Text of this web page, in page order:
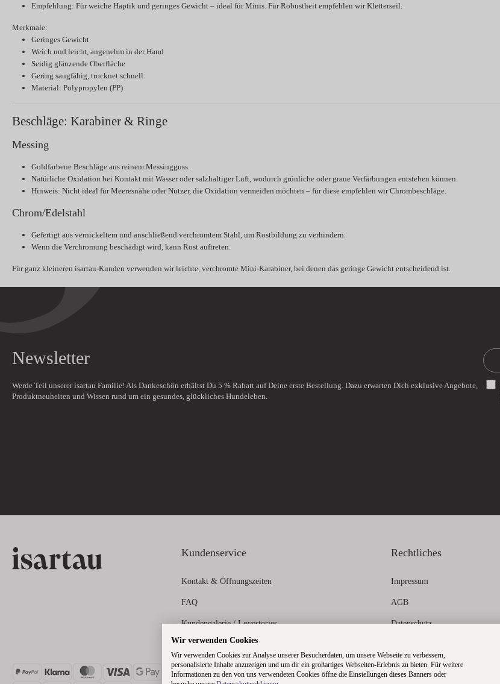
Empfehlung: Für weiche Haptik und geringes Gewicht – ideal für Minis. Für Robustheit empfehlen wir Kletterseil.
Merkmale:
Geringes Gewicht
Weich und leicht, angenehm in der Hand
Seidig glänzende Oberfläche
Gering saugfähig, trocknet schnell
Material: Polypropylen (PP)
Beschläge: Karabiner & Ringe
Messing
Goldfarbene Beschläge aus reinem Messingguss.
Natürliche Oxidation bei Kontakt mit Wasser oder salzhaltiger Luft, wodurch grünliche oder graue Verfärbungen entstehen können.
Hinweis: Nicht ideal für Meeresnähe oder Nutzer, die Oxidation vermeiden möchten – für diese empfehlen wir Chrombeschläge.
Chrom/Edelstahl
Gefertigt aus vernickeltem und anschließend verchromtem Stahl, um Rostbildung zu verhindern.
Wenn die Verchromung beschädigt wird, kann Rost auftreten.
Für ganz kleineren isartau-Kunden verwenden wir leichte, verchromte Mini-Karabiner, bei denen das geringe Gewicht entscheidend ist.
Newsletter
Werde Teil unserer isartau Familie! Als Dankeschön erhältst Du 5 % Rabatt auf Deine erste Bestellung. Dazu erwarten Dich exklusive Angebote,
Produktneuheiten und Wissen rund um ein gesundes, glückliches Hundeleben.
Kundenservice
Kontakt & Öffnungszeiten
FAQ
Kundengalerie / Lovestories
Zahlungs- und Versandinformationen
Rechtliches
Impressum
AGB
Datenschutz
Dateneinstellungen
Wir verwenden Cookies
Wir verwenden Cookies zur Analyse unserer Besucherdaten, um unsere Webseite zu verbessern,
personalisierte Inhalte anzuzeigen und um dir ein großartiges Webseiten-Erlebnis zu bieten. Für weitere
Informationen zu den von uns verwendeten Cookies öffne die Einstellungen dieses Banners oder